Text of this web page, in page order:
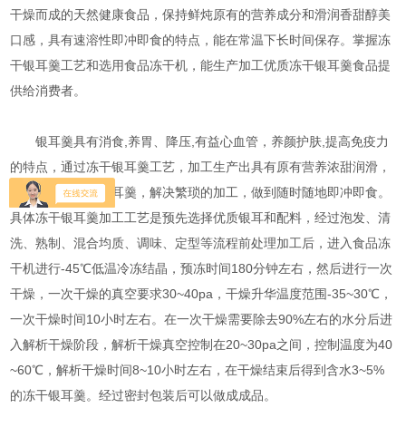
干燥而成的天然健康食品，保持鲜炖原有的营养成分和滑润香甜醇美
口感，具有速溶性即冲即食的特点，能在常温下长时间保存。掌握冻
干银耳羹工艺和选用食品冻干机，能生产加工优质冻干银耳羹食品提
供给消费者。
银耳羹具有消食,养胃、降压,有益心血管，养颜护肤,提高免疫力
的特点，通过冻干银耳羹工艺，加工生产出具有原有营养浓甜润滑，
美味可口的冻干银耳羹，解决繁琐的加工，做到随时随地即冲即食。
具体冻干银耳羹加工工艺是预先选择优质银耳和配料，经过泡发、清
洗、熟制、混合均质、调味、定型等流程前处理加工后，进入食品冻
干机进行-45℃低温冷冻结晶，预冻时间180分钟左右，然后进行一次
干燥，一次干燥的真空要求30~40pa，干燥升华温度范围-35~30℃，
一次干燥时间10小时左右。在一次干燥需要除去90%左右的水分后进
入解析干燥阶段，解析干燥真空控制在20~30pa之间，控制温度为40
~60℃，解析干燥时间8~10小时左右，在干燥结束后得到含水3~5%
的冻干银耳羹。经过密封包装后可以做成成品。